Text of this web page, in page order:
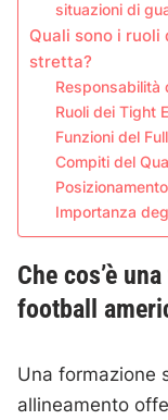
situazioni di
Quali sono i
stretta?
Responsabilità
Ruoli dei Tight
Funzioni del
Compiti del
Importanza
Che cos’è
football
Una formazione
allineamento